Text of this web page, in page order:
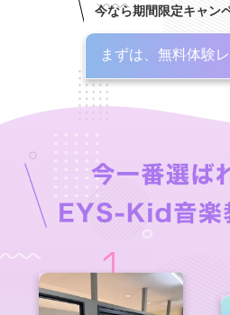
今なら期間限定キャン
まずは、無料体験
1